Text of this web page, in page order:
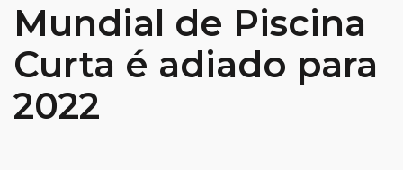
Mundial de Piscina
Curta é adiado para
2022